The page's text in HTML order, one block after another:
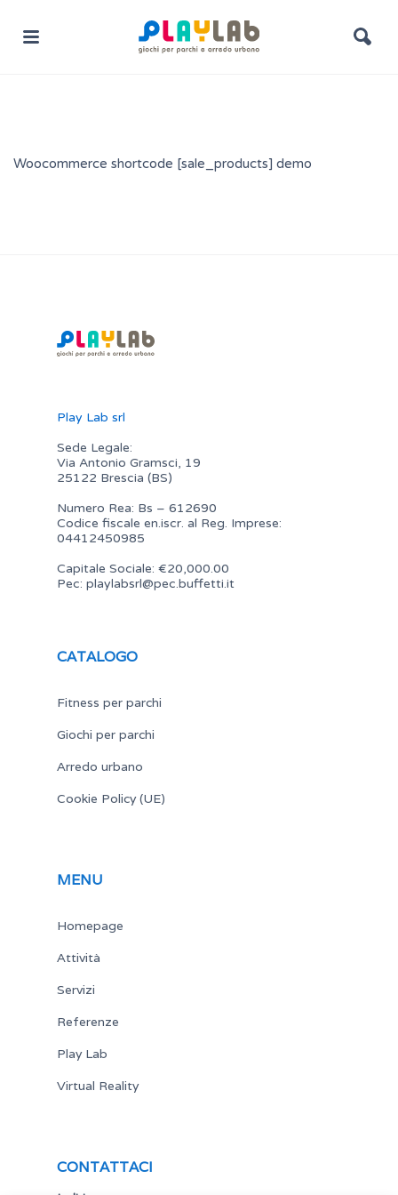
Woocommerce shortcode [sale_products] demo
Play Lab srl
Sede Legale:
Via Antonio Gramsci, 19
25122 Brescia (BS)
Numero Rea: Bs – 612690
Codice fiscale en.iscr. al Reg. Imprese:
04412450985
Capitale Sociale: €20,000.00
Pec: playlabsrl@pec.buffetti.it
CATALOGO
Fitness per parchi
Giochi per parchi
Arredo urbano
Cookie Policy (UE)
MENU
Homepage
Attività
Servizi
Referenze
Play Lab
Virtual Reality
CONTATTACI